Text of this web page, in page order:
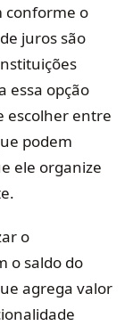
conforme o
juros são
essa opção
escolher entre
podem
ele organize
o
o saldo do
agrega valor